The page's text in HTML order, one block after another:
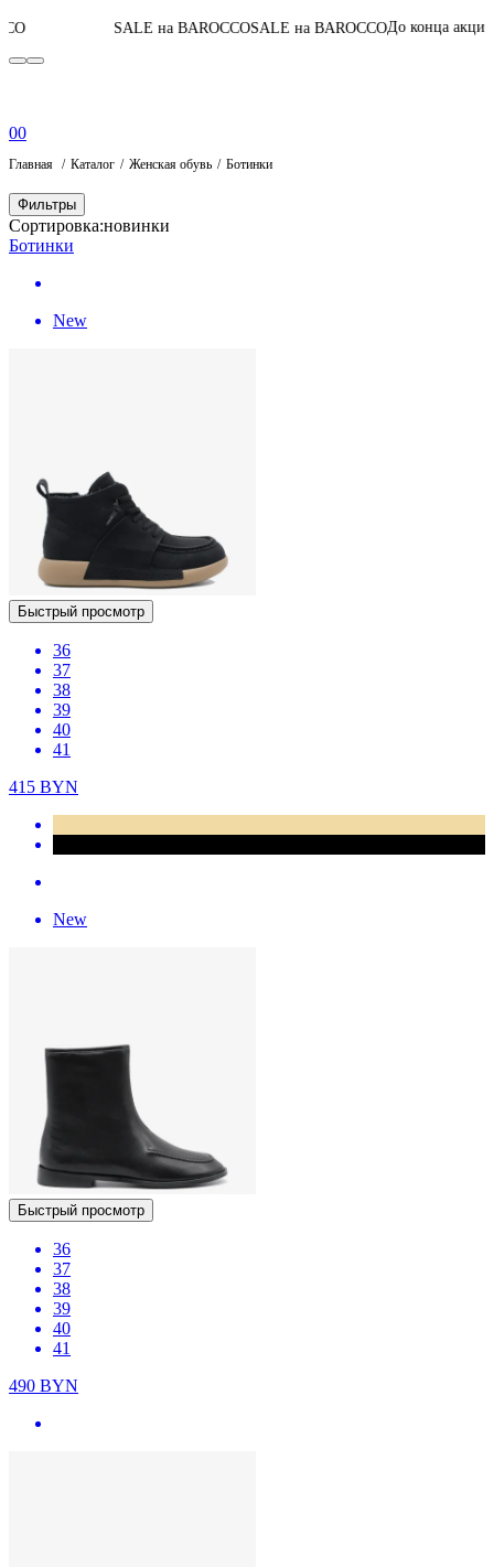
SALE на BAROCCOSALE на BAROCCOДо конца акции05:11:51:
00
Главная Каталог Женская обувь Ботинки
Фильтры
Сортировка:новинки
Ботинки
New
Быстрый просмотр
36
37
38
39
40
41
415 BYN
New
Быстрый просмотр
36
37
38
39
40
41
490 BYN